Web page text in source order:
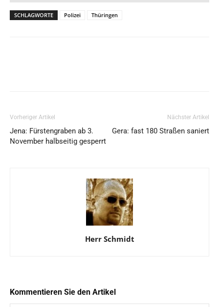
SCHLAGWORTE Polizei Thüringen
Vorheriger Artikel
Jena: Fürstengraben ab 3.
November halbseitig gesperrt
Nächster Artikel
Gera: fast 180 Straßen saniert
Herr Schmidt
Kommentieren Sie den Artikel